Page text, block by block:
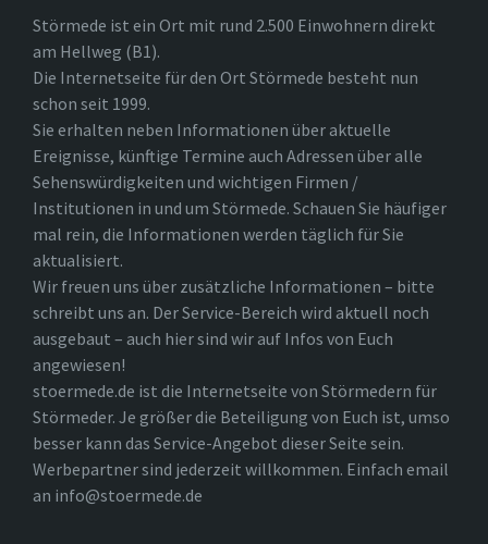
Störmede ist ein Ort mit rund 2.500 Einwohnern direkt
am Hellweg (B1).
Die Internetseite für den Ort Störmede besteht nun
schon seit 1999.
Sie erhalten neben Informationen über aktuelle
Ereignisse, künftige Termine auch Adressen über alle
Sehenswürdigkeiten und wichtigen Firmen /
Institutionen in und um Störmede. Schauen Sie häufiger
mal rein, die Informationen werden täglich für Sie
aktualisiert.
Wir freuen uns über zusätzliche Informationen – bitte
schreibt uns an. Der Service-Bereich wird aktuell noch
ausgebaut – auch hier sind wir auf Infos von Euch
angewiesen!
stoermede.de ist die Internetseite von Störmedern für
Störmeder. Je größer die Beteiligung von Euch ist, umso
besser kann das Service-Angebot dieser Seite sein.
Werbepartner sind jederzeit willkommen. Einfach email
an info@stoermede.de